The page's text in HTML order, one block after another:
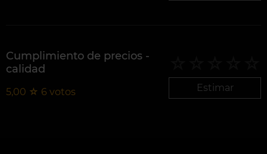
Cumplimiento de precios -
calidad
5,00 ☆ 6 votos Estimar